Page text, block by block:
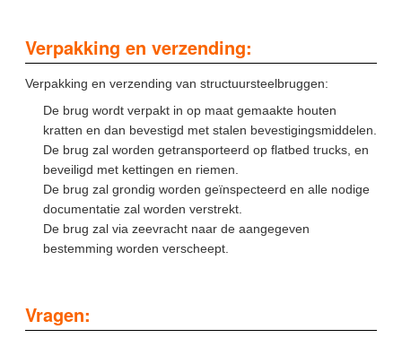
Verpakking en verzending:
Verpakking en verzending van structuursteelbruggen:
De brug wordt verpakt in op maat gemaakte houten
kratten en dan bevestigd met stalen bevestigingsmiddelen.
De brug zal worden getransporteerd op flatbed trucks, en
beveiligd met kettingen en riemen.
De brug zal grondig worden geïnspecteerd en alle nodige
documentatie zal worden verstrekt.
De brug zal via zeevracht naar de aangegeven
bestemming worden verscheept.
Vragen: